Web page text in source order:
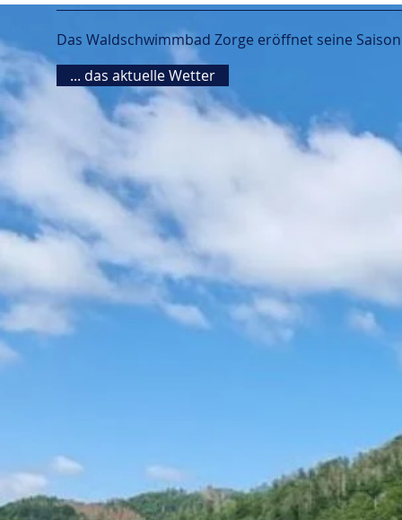
Das Waldschwimmbad Zorge eröffnet seine
... das aktuelle Wetter